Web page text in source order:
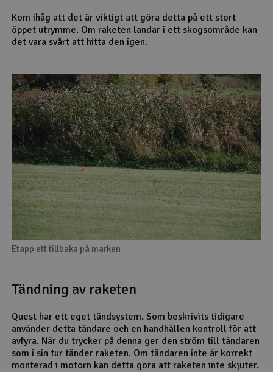
Kom ihåg att det är viktigt att göra detta på ett stort
öppet utrymme. Om raketen landar i ett skogsområde kan
det vara svårt att hitta den igen.
Etapp ett tillbaka på marken
Tändning av raketen
Quest har ett eget tändsystem. Som beskrivits tidigare
använder detta tändare och en handhållen kontroll för att
avfyra. När du trycker på denna ger den ström till tändaren
som i sin tur tänder raketen. Om tändaren inte är korrekt
monterad i motorn kan detta göra att raketen inte skjuter.